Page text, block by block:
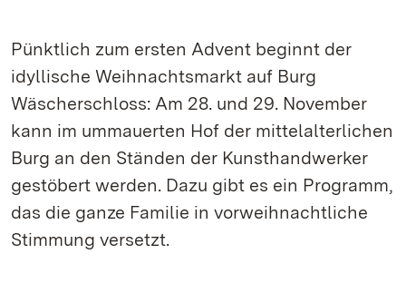
Pünktlich zum ersten Advent beginnt der
idyllische Weihnachtsmarkt auf Burg
Wäscherschloss: Am 28. und 29. November
kann im ummauerten Hof der mittelalterlichen
Burg an den Ständen der Kunsthandwerker
gestöbert werden. Dazu gibt es ein Programm,
das die ganze Familie in vorweihnachtliche
Stimmung versetzt.